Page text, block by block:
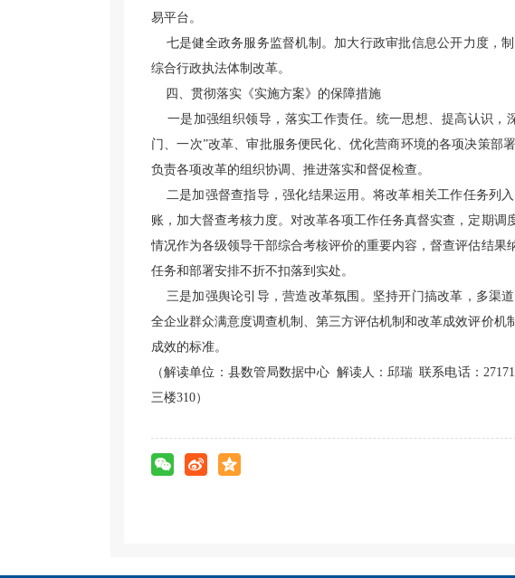
易平台。
七是健全政务服务监督机制。加大行政审批信息公开力度，
综合行政执法体制改革。
四、贯彻落实《实施方案》的保障措施
一是加强组织领导，落实工作责任。统一思想、提高认识，
门、一次”改革、审批服务便民化、优化营商环境的各项决策部
负责各项改革的组织协调、推进落实和督促检查。
二是加强督查指导，强化结果运用。将改革相关工作任务列
账，加大督查考核力度。对改革各项工作任务真督实查，定期
情况作为各级领导干部综合考核评价的重要内容，督查评估结
任务和部署安排不折不扣落到实处。
三是加强舆论引导，营造改革氛围。坚持开门搞改革，多渠
全企业群众满意度调查机制、第三方评估机制和改革成效评价
成效的标准。
（解读单位：县数管局数据中心 解读人：邱瑞 联系电话：
三楼310）